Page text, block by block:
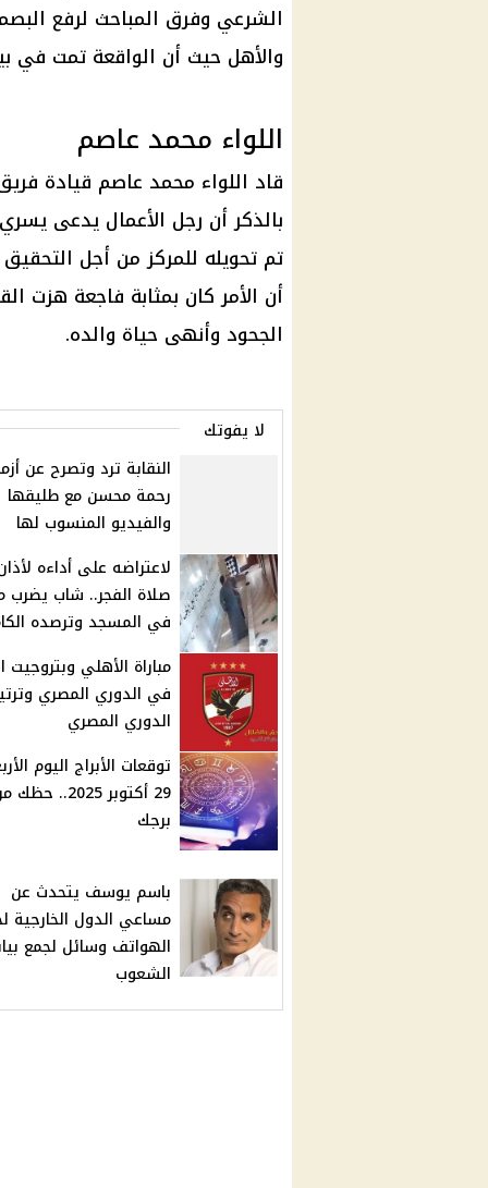
الشرعي وفرق المباحث لرفع
والأهل حيث أن الواقعة تمت في
اللواء محمد عاصم
قاد اللواء محمد عاصم قيادة
بالذكر أن رجل الأعمال
تم تحويله للمركز من أجل
أن الأمر كان بمثابة فاجعة هزت
الجحود وأنهى حياة والده.
لا يفوتك
النقابة ترد وتصرح عن
رحمة محسن مع طليقها
والفيديو المنسوب لها
لاعتراضه على أداءه
صلاة الفجر.. شاب يضرب
في المسجد وترصده
مباراة الأهلي وبتروجيت
في الدوري المصري
الدوري المصري
توقعات الأبراج اليوم
29 أكتوبر 2025..
برجك
باسم يوسف يتحدث عن
مساعي الدول الخارجية
الهواتف وسائل لجمع
الشعوب